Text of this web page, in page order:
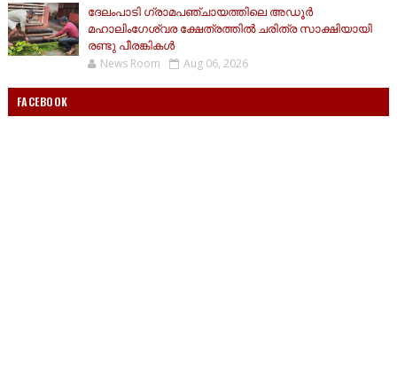
ദേലംപാടി ഗ്രാമപഞ്ചായത്തിലെ അഡൂർ
മഹാലിംഗേശ്വര ക്ഷേത്രത്തിൽ ചരിത്ര സാക്ഷിയായി
രണ്ടു പീരങ്കികൾ
News Room Aug 06, 2026
FACEBOOK